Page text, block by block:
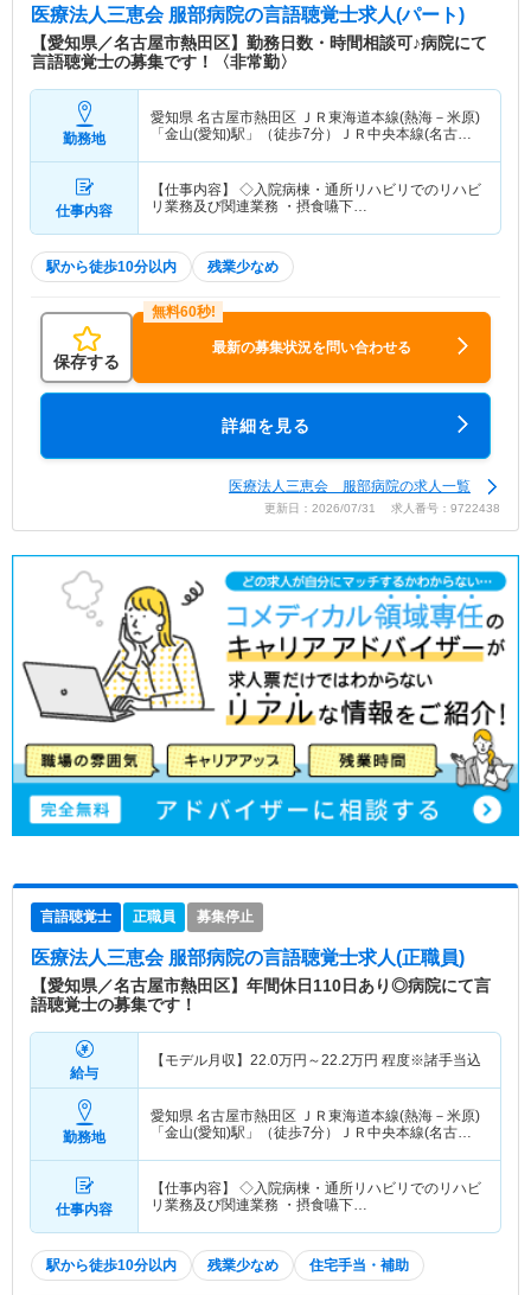
医療法人三恵会 服部病院の言語聴覚士求人(パート)
【愛知県／名古屋市熱田区】勤務日数・時間相談可♪病院にて
言語聴覚士の募集です！〈非常勤〉
勤務地
愛知県 名古屋市熱田区
ＪＲ東海道本線(熱海－米原)
「金山(愛知)駅」（徒歩7分）ＪＲ中央本線(名古屋
仕事内容
【仕事内容】 ◇入院病棟・通所リハビリでのリハビ
リ業務及び関連業務 ・摂食嚥下…
駅から徒歩10分以内 残業少なめ
保存する
最新の募集状況を問い合わせる
詳細を見る
医療法人三恵会 服部病院の求人一覧
更新日：2026/07/31 求人番号：9722438
言語聴覚士 正職員 募集停止
医療法人三恵会 服部病院の言語聴覚士求人(正職員)
【愛知県／名古屋市熱田区】年間休日110日あり◎病院にて言
語聴覚士の募集です！
給与
【モデル月収】 22.0万円～22.2万円 程度※諸手当込
勤務地
愛知県 名古屋市熱田区 ＪＲ東海道本線(熱海－米原)
「金山(愛知)駅」（徒歩7分）ＪＲ中央本線(名古屋
仕事内容
【仕事内容】 ◇入院病棟・通所リハビリでのリハビ
リ業務及び関連業務 ・摂食嚥下…
駅から徒歩10分以内 残業少なめ 住宅手当・補助